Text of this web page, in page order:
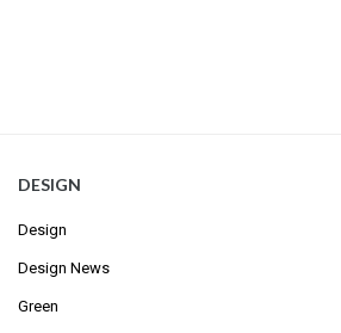
DESIGN
Design
Design News
Green